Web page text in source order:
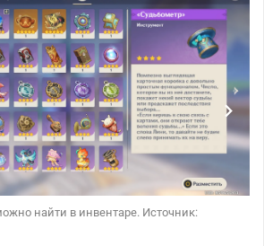
найти в инвентаре. Источник: